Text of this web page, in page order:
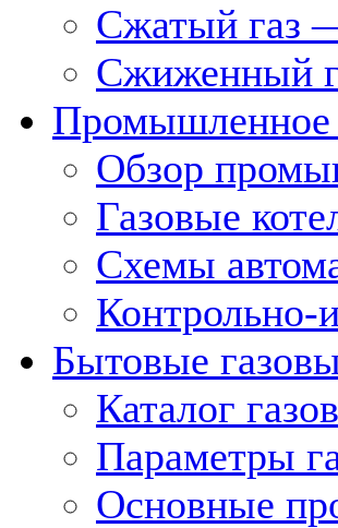
Сжатый газ
Сжиженный
Промышленное
Обзор
Газовые
Схемы
Контрольно-
Бытовые
Каталог
Параметры
Основные